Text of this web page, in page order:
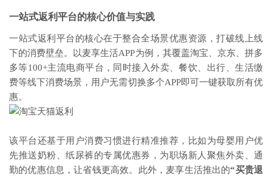
一站式返利平台的核心价值与实践
一站式返利平台的核心在于整合全场景优惠资源，打破线上线
下的消费壁垒。以麦享生活APP为例，其覆盖淘宝、京东、拼多
多等100+主流电商平台，同时接入外卖、餐饮、出行、生活缴
费等线下消费场景，用户无需切换多个APP即可一键获取所有优
惠。
该平台还基于用户消费习惯进行精准推荐，比如为母婴用户优
先推送奶粉、纸尿裤的专属优惠券，为职场新人聚焦外卖、通
勤的优惠信息，让省钱更高效。此外，麦享生活推出的“买贵退